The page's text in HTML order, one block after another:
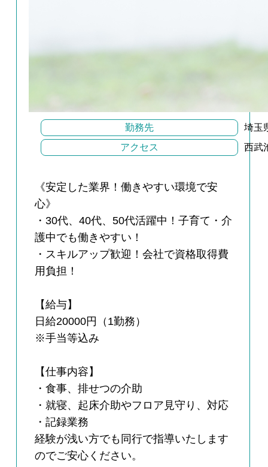
勤務先
埼玉
アクセス
西武
《安定した業界！働きやすい環境で安
心》
・30代、40代、50代活躍中！子育て・介
護中でも働きやすい！
・スキルアップ歓迎！会社で資格取得費
用負担！
【給与】
日給20000円（1勤務）
※手当等込み
【仕事内容】
・食事、排せつの介助
・就寝、起床介助やフロア見守り、対応
・記録業務
経験が浅い方でも同行で指導いたします
のでご安心ください。